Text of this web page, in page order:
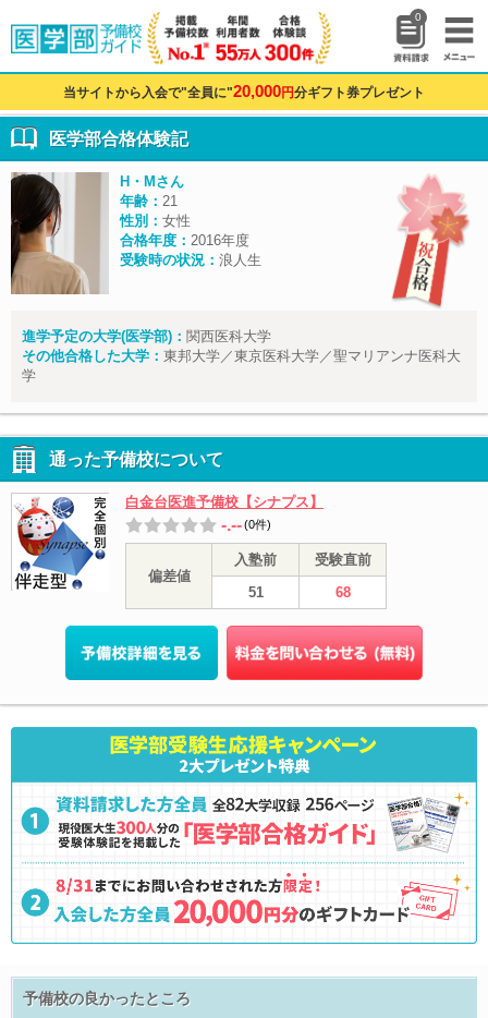
0
当サイトから入会で"全員に"20,000円分ギフト券プレゼント
医学部合格体験記
H・Mさん
年齢： 21
性別： 女性
合格年度： 2016年度
受験時の状況： 浪人生
進学予定の大学(医学部)： 関西医科大学
その他合格した大学： 東邦大学／東京医科大学／聖マリアンナ医科大
学
通った予備校について
白金台医進予備校【シナプス】
-.--(0件)
偏差値
入塾前
受験直前
51
68
予備校の良かったところ